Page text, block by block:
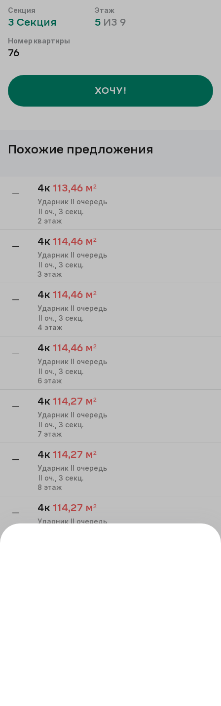
Секция
3 Секция
Этаж
5 ИЗ 9
Номер квартиры
76
ХОЧУ!
Похожие предложения
— 4к 113,46 м²
Ударник II очередь
II оч., 3 секц.
2 этаж
— 4к 114,46 м²
Ударник II очередь
II оч., 3 секц.
3 этаж
— 4к 114,46 м²
Ударник II очередь
II оч., 3 секц.
4 этаж
— 4к 114,46 м²
Ударник II очередь
II оч., 3 секц.
6 этаж
— 4к 114,27 м²
Ударник II очередь
II оч., 3 секц.
7 этаж
— 4к 114,27 м²
Ударник II очередь
II оч., 3 секц.
8 этаж
— 4к 114,27 м²
Ударник II очередь